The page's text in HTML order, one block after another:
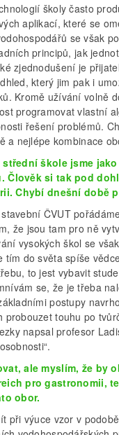
školy často
aplikací, které se
se však
principů, jak
zjednodušení je
který jim pak i
Kromě užívání volně
programovat vlastní
řešení problémů.
a nejlépe kombinace
střední škole jsme
Člověk si tak pod
Chybí dnešní době
ČVUT
že jsou tam pro ně
vysokých škol se
tím do světa spíše
to jest vybavit
se, že je třeba
postupy
probouzet touhu po
napsal profesor
ale myslím, že by
pro gastronomii,
obor.
při výuce vzor v